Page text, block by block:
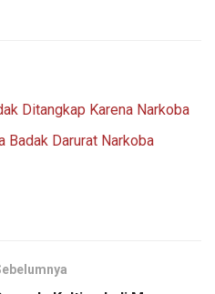
Ditangkap Karena Narkoba
Badak Darurat Narkoba